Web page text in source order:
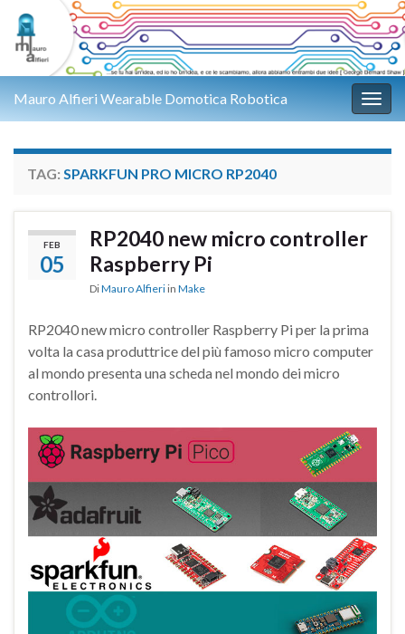
Mauro Alfieri Wearable Domotica Robotica
TAG: SPARKFUN PRO MICRO RP2040
FEB
05
RP2040 new micro controller
Raspberry Pi
DiMauro Alfieri in Make
RP2040 new micro controller Raspberry Pi per la prima
volta la casa produttrice del più famoso micro computer
al mondo presenta una scheda nel mondo dei micro
controllori.